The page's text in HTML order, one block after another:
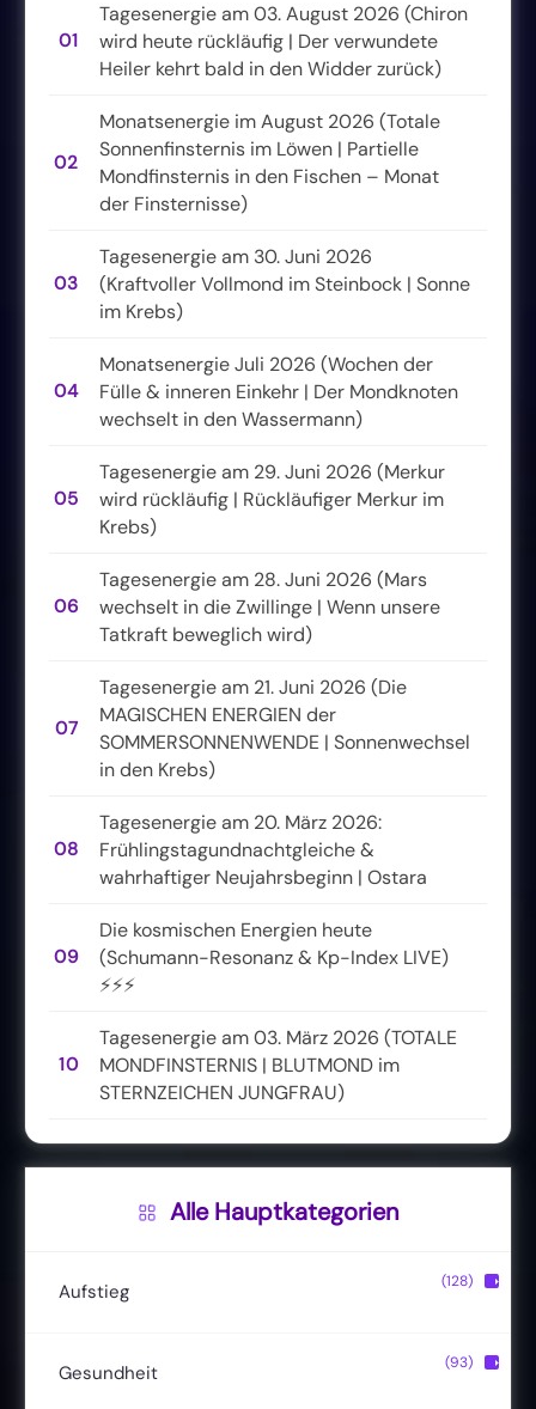
01
Tagesenergie am 03. August 2026 (Chiron
wird heute rückläufig | Der verwundete
Heiler kehrt bald in den Widder zurück)
02
Monatsenergie im August 2026 (Totale
Sonnenfinsternis im Löwen | Partielle
Mondfinsternis in den Fischen – Monat
der Finsternisse)
03
Tagesenergie am 30. Juni 2026
(Kraftvoller Vollmond im Steinbock | Sonne
im Krebs)
04
Monatsenergie Juli 2026 (Wochen der
Fülle & inneren Einkehr | Der Mondknoten
wechselt in den Wassermann)
05
Tagesenergie am 29. Juni 2026 (Merkur
wird rückläufig | Rückläufiger Merkur im
Krebs)
06
Tagesenergie am 28. Juni 2026 (Mars
wechselt in die Zwillinge | Wenn unsere
Tatkraft beweglich wird)
07
Tagesenergie am 21. Juni 2026 (Die
MAGISCHEN ENERGIEN der
SOMMERSONNENWENDE | Sonnenwechsel
in den Krebs)
08
Tagesenergie am 20. März 2026:
Frühlingstagundnachtgleiche &
wahrhaftiger Neujahrsbeginn | Ostara
09
Die kosmischen Energien heute
(Schumann-Resonanz & Kp-Index LIVE)
⚡⚡⚡
10
Tagesenergie am 03. März 2026 (TOTALE
MONDFINSTERNIS | BLUTMOND im
STERNZEICHEN JUNGFRAU)
Alle Hauptkategorien
Aufstieg
Christusbewusstsein (20)
(128) ▶
Gesundheit (93) ▶